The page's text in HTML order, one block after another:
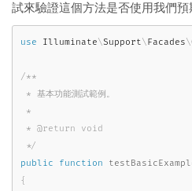
試來驗證這個方法是否使用我們預
use Illuminate\Support\Facades\
/**
* 基本功能測試範例。
*
* @return void
*/
public
function
{